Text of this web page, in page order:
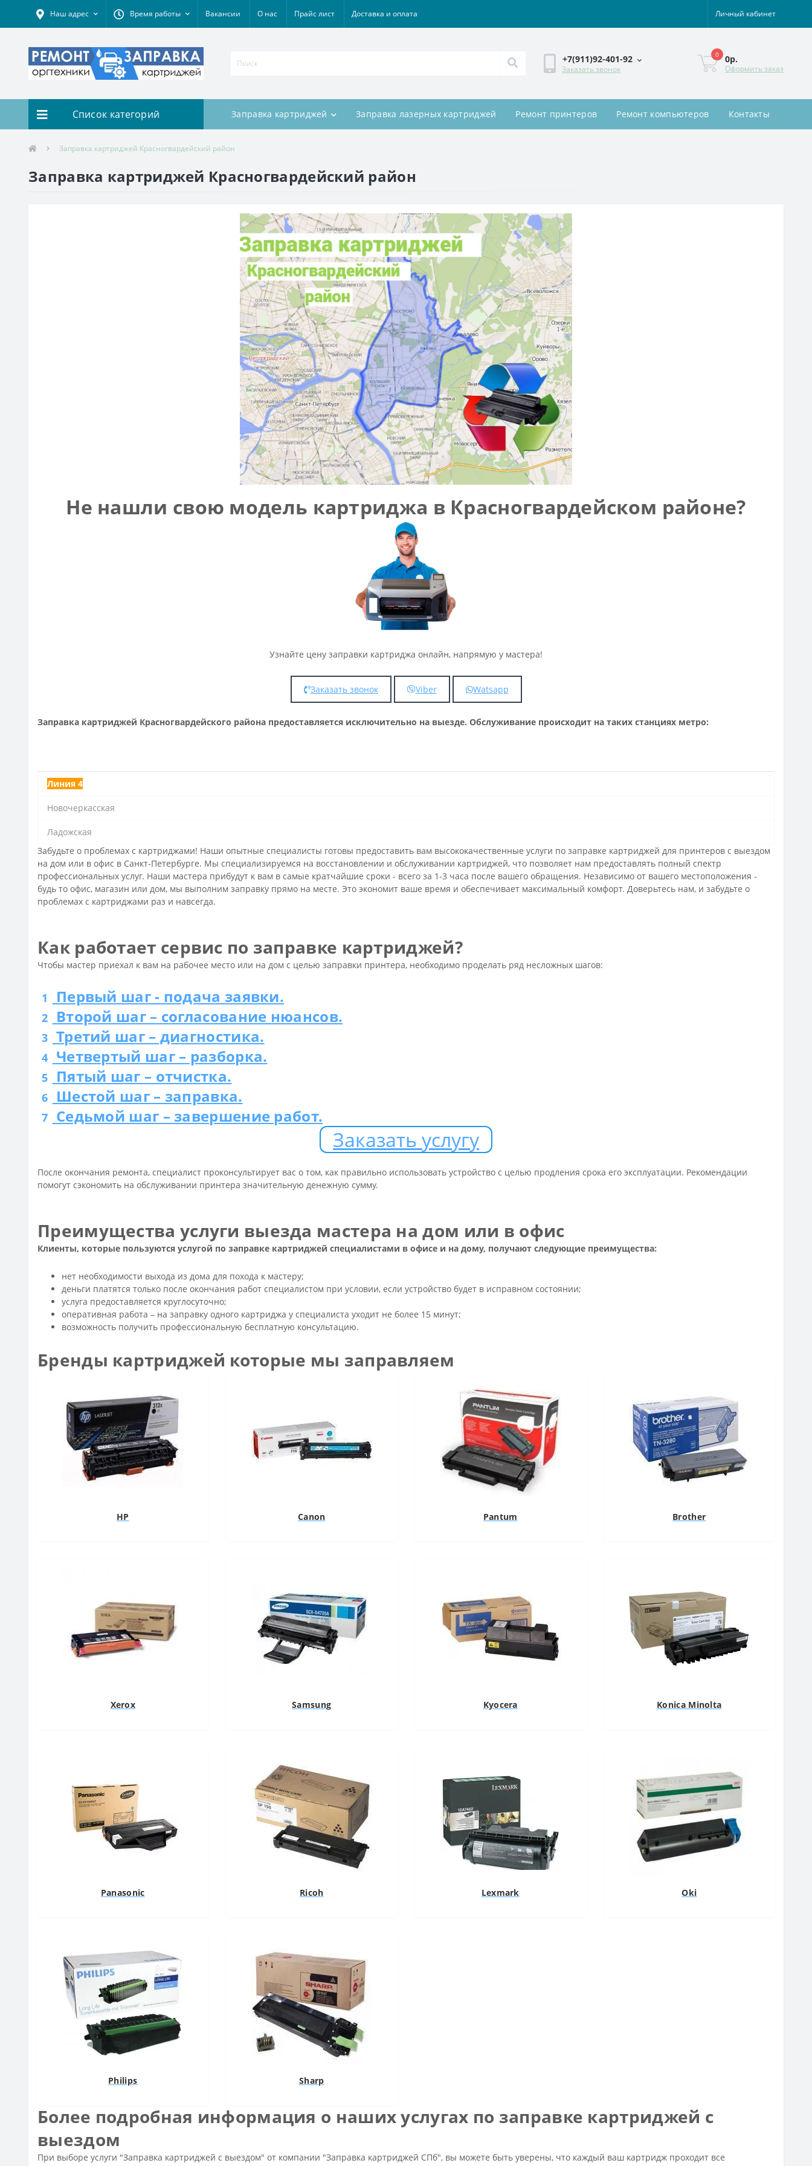
Наш адрес Время работы Вакансии О нас Прайс лист Доставка и оплата Личный кабинет
+7(911)92-401-92
Заказать звонок
0 0р.
Оформить заказ
Список категорий Заправка картриджей Заправка лазерных картриджей Ремонт принтеров Ремонт компьютеров Контакты
Заправка картриджей Красногвардейский район
Заправка картриджей Красногвардейский район
Не нашли свою модель картриджа в Красногвардейском районе?
Узнайте цену заправки картриджа онлайн, напрямую у мастера!
Заказать звонок Viber Watsapp
Заправка картриджей Красногвардейского района предоставляется исключительно на выезде. Обслуживание происходит на таких станциях метро:
Линия 4
Новочеркасская
Ладожская
Забудьте о проблемах с картриджами! Наши опытные специалисты готовы предоставить вам высококачественные услуги по заправке картриджей для принтеров с выездом
на дом или в офис в Санкт-Петербурге. Мы специализируемся на восстановлении и обслуживании картриджей, что позволяет нам предоставлять полный спектр
профессиональных услуг. Наши мастера прибудут к вам в самые кратчайшие сроки - всего за 1-3 часа после вашего обращения. Независимо от вашего местоположения -
будь то офис, магазин или дом, мы выполним заправку прямо на месте. Это экономит ваше время и обеспечивает максимальный комфорт. Доверьтесь нам, и забудьте о
проблемах с картриджами раз и навсегда.
Как работает сервис по заправке картриджей?
Чтобы мастер приехал к вам на рабочее место или на дом с целью заправки принтера, необходимо проделать ряд несложных шагов:
1 Первый шаг - подача заявки.
2 Второй шаг – согласование нюансов.
3 Третий шаг – диагностика.
4 Четвертый шаг – разборка.
5 Пятый шаг – отчистка.
6 Шестой шаг – заправка.
7 Седьмой шаг – завершение работ.
Заказать услугу
После окончания ремонта, специалист проконсультирует вас о том, как правильно использовать устройство с целью продления срока его эксплуатации. Рекомендации
помогут сэкономить на обслуживании принтера значительную денежную сумму.
Преимущества услуги выезда мастера на дом или в офис
Клиенты, которые пользуются услугой по заправке картриджей специалистами в офисе и на дому, получают следующие преимущества:
нет необходимости выхода из дома для похода к мастеру;
деньги платятся только после окончания работ специалистом при условии, если устройство будет в исправном состоянии;
услуга предоставляется круглосуточно;
оперативная работа – на заправку одного картриджа у специалиста уходит не более 15 минут;
возможность получить профессиональную бесплатную консультацию.
Бренды картриджей которые мы заправляем
HP Canon Pantum Brother
Xerox Samsung Kyocera Konica Minolta
Panasonic Ricoh Lexmark Oki
Philips Sharp
Более подробная информация о наших услугах по заправке картриджей с
выездом
При выборе услуги "Заправка картриджей с выездом" от компании "Заправка картриджей СПб", вы можете быть уверены, что каждый ваш картридж проходит все